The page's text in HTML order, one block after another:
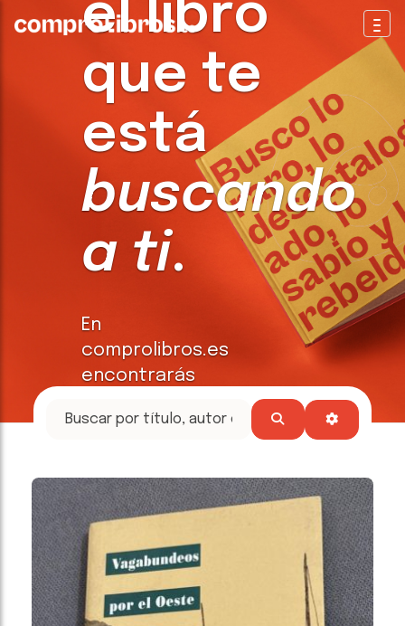
el libro
que te
está
buscando
a ti.
En
comprolibros.es
encontrarás
tesoros